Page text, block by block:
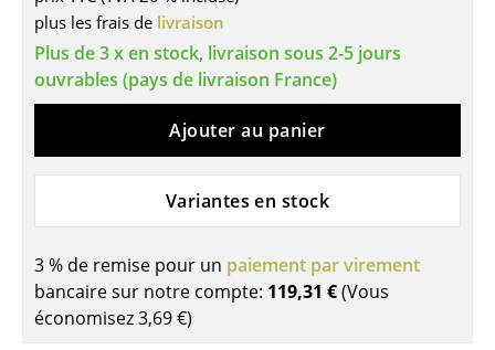
Tables d’appoint
Bureaux & Secrétaires
Secrétaires & Tables PC
Tables de conférence et Pupitres
Tables hautes & Pupitres
plus les frais de livraison
Plus de 3 x en stock, livraison sous 2-5 jours
ouvrables (pays de livraison France)
Ajouter au panier
Variantes en stock
3 % de remise pour un paiement par virement
bancaire sur notre compte: 119,31 €(Vous
économisez3,69 €)